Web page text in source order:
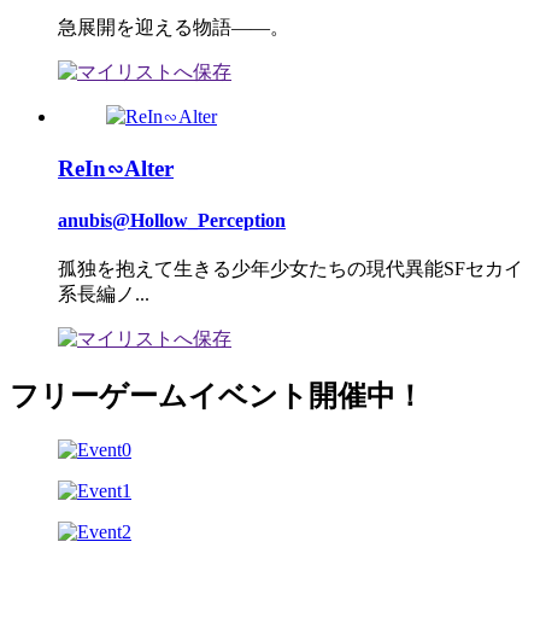
急展開を迎える物語――。
ReIn∽Alter
anubis@Hollow_Perception
孤独を抱えて生きる少年少女たちの現代異能SFセカイ
系長編ノ...
フリーゲームイベント開催中！